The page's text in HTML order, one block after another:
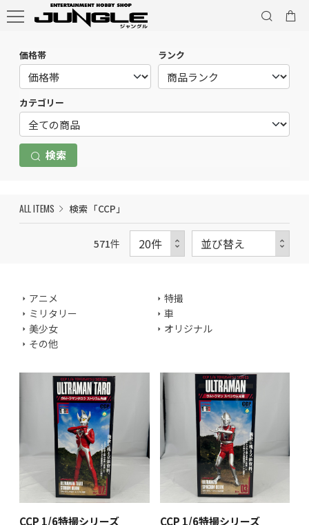
価格帯 ランク
カテゴリー
検索
ALL ITEMS 検索「CCP」
571件
アニメ
特撮
ミリタリー
車
美少女
オリジナル
その他
CCP 1/6特撮シリーズ
CCP 1/6特撮シリーズ